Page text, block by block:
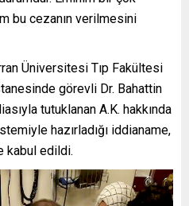
bu cezanın verilmesini
Üniversitesi Tıp Fakültesi
görevli Dr. Bahattin
tutuklanan A.K. hakkında
hazırladığı iddianame,
kabul edildi.